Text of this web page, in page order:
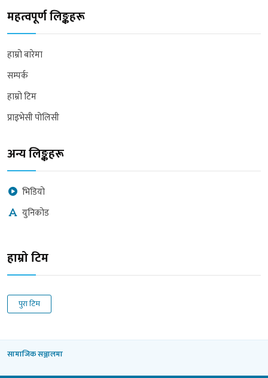
महत्वपूर्ण लिङ्कहरू
हाम्रो बारेमा
सम्पर्क
हाम्रो टिम
प्राइभेसी पोलिसी
अन्य लिङ्कहरू
भिडियो
युनिकोड
हाम्रो टिम
पुरा टिम
सामाजिक सञ्जालमा